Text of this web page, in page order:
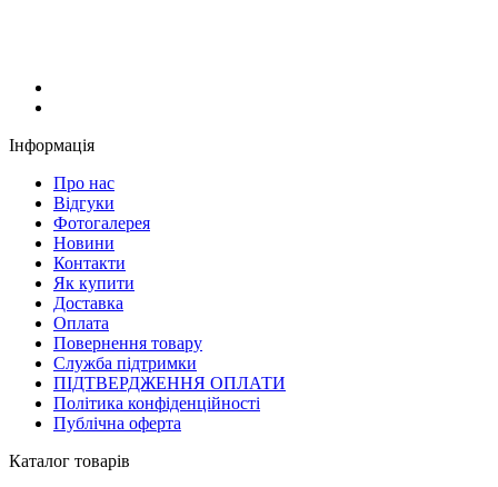
Інформація
Про нас
Відгуки
Фотогалерея
Новини
Контакти
Як купити
Доставка
Оплата
Повернення товару
Служба підтримки
ПІДТВЕРДЖЕННЯ ОПЛАТИ
Політика конфіденційності
Публічна оферта
Каталог товарів